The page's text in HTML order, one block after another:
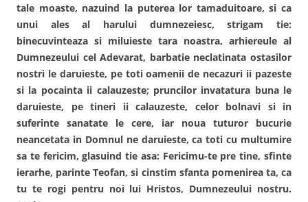
tale moaste, nazuind la puterea lor tamaduitoare, si ca
unui ales al harului dumnezeiesc, strigam tie:
binecuvinteaza si miluieste tara noastra, arhiereule al
Dumnezeului cel Adevarat, barbatie neclatinata ostasilor
nostri le daruieste, pe toti oamenii de necazuri ii pazeste
si la pocainta ii calauzeste; pruncilor invatatura buna le
daruieste, pe tineri ii calauzeste, celor bolnavi si in
suferinte sanatate le cere, iar noua tuturor bucurie
neancetata in Domnul ne daruieste, ca toti cu multumire
sa te fericim, glasuind tie asa: Fericimu-te pre tine, sfinte
ierarhe, parinte Teofan, si cinstim sfanta pomenirea ta, ca
tu te rogi pentru noi lui Hristos, Dumnezeului nostru.